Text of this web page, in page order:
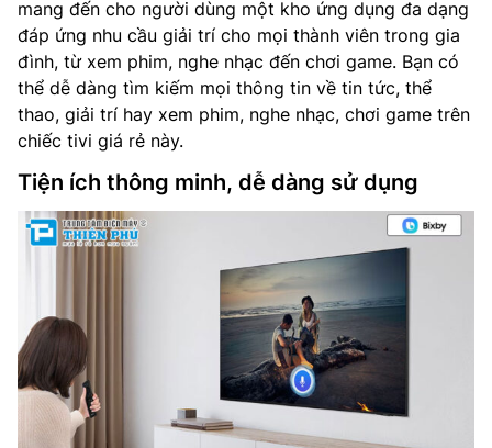
mang đến cho người dùng một kho ứng dụng đa dạng
đáp ứng nhu cầu giải trí cho mọi thành viên trong gia
đình, từ xem phim, nghe nhạc đến chơi game. Bạn có
thể dễ dàng tìm kiếm mọi thông tin về tin tức, thể
thao, giải trí hay xem phim, nghe nhạc, chơi game trên
chiếc tivi giá rẻ này.
Tiện ích thông minh, dễ dàng sử dụng